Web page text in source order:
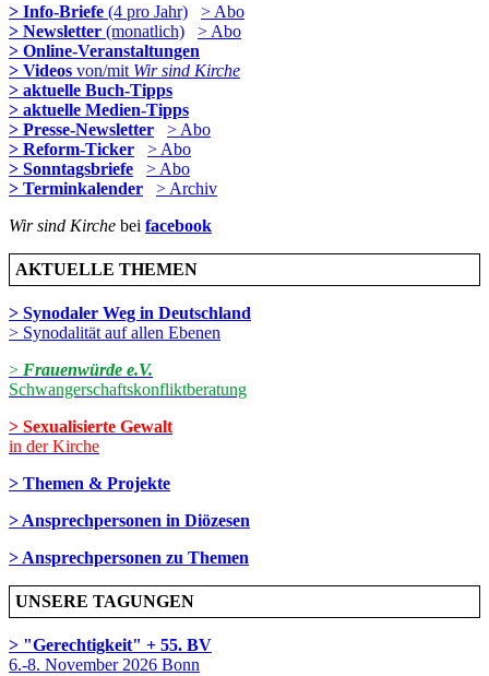
> Info-Briefe (4 pro Jahr)
> Abo
> Newsletter (monatlich)
> Abo
> Online-Veranstaltungen
> Videos von/mit Wir sind Kirche
> aktuelle Buch-Tipps
> aktuelle Medien-Tipps
> Presse-Newsletter
> Abo
> Reform-Ticker
> Abo
> Sonntagsbriefe
> Abo
> Terminkalender
> Archiv
Wir sind Kirche bei facebook
AKTUELLE THEMEN
> Synodaler Weg in Deutschland
> Synodalität auf allen Ebenen
> Frauenwürde e.V.
Schwangerschaftskonfliktberatung
> Sexualisierte Gewalt
in der Kirche
> Themen & Projekte
> Ansprechpersonen in Diözesen
> Ansprechpersonen zu Themen
UNSERE TAGUNGEN
> "Gerechtigkeit" + 55. BV
6.-8. November 2026 Bonn